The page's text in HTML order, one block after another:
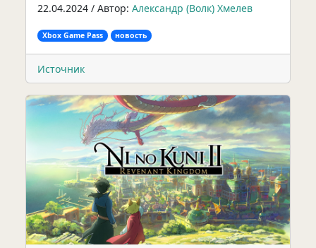
22.04.2024 / Автор: Александр (Волк) Хмелев
Xbox Game Pass новость
Источник